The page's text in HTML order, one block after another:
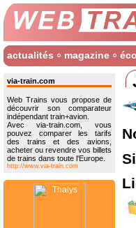
actualités magazine
via-train.com
Web Trains vous propose de
découvrir son comparateur
indépendant train+avion.
Avec via-train.com, vous
pouvez comparer les tarifs
des trains et des avions,
acheter ou revendre vos billets
de trains dans toute l'Europe.
http://www.via-train.com